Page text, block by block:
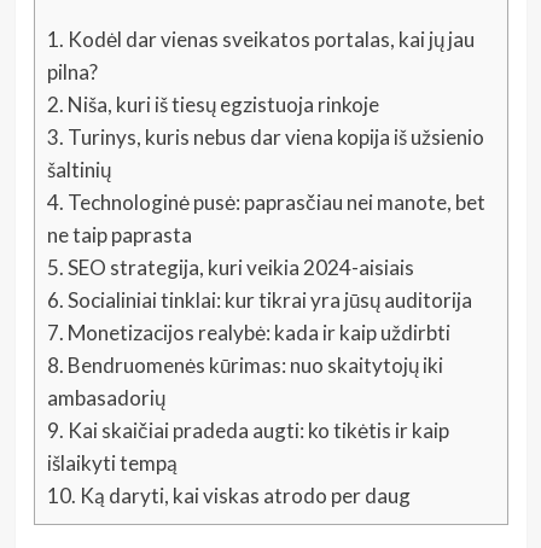
1. Kodėl dar vienas sveikatos portalas, kai jų jau
pilna?
2. Niša, kuri iš tiesų egzistuoja rinkoje
3. Turinys, kuris nebus dar viena kopija iš užsienio
šaltinių
4. Technologinė pusė: paprasčiau nei manote, bet
ne taip paprasta
5.SEO strategija, kuri veikia 2024-aisiais
6.Socialiniai tinklai: kur tikrai yra jūsų auditorija
7. Monetizacijos realybė: kada ir kaip uždirbti
8. Bendruomenės kūrimas: nuo skaitytojų iki
ambasadorių
9. Kai skaičiai pradeda augti: ko tikėtis ir kaip
išlaikyti tempą
10. Ką daryti, kai viskas atrodo per daug